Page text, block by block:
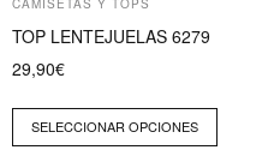
CAMISETAS Y TOPS
TOP LENTEJUELAS 6279
29,90€
SELECCIONAR OPCIONES
de
producto